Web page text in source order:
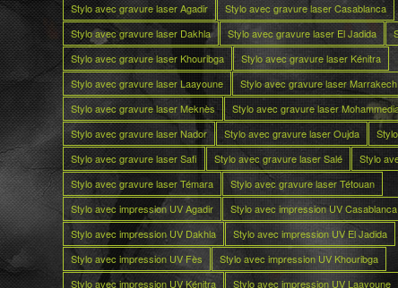
Stylo avec gravure laser Agadir
Stylo avec gravure laser Casablanca
Stylo avec gravure laser Dakhla
Stylo avec gravure laser El Jadida
Stylo avec gravure laser Khouribga
Stylo avec gravure laser Kénitra
Stylo avec gravure laser Laayoune
Stylo avec gravure laser Marrakech
Stylo avec gravure laser Meknès
Stylo avec gravure laser
Stylo avec gravure laser Nador
Stylo avec gravure laser Oujda
Stylo avec gravure laser Safi
Stylo avec gravure laser Salé
Stylo
Stylo avec gravure laser Témara
Stylo avec gravure laser Tétouan
Stylo avec impression UV Agadir
Stylo avec impression UV Casablanca
Stylo avec impression UV Dakhla
Stylo avec impression UV El Jadida
Stylo avec impression UV Fès
Stylo avec impression UV Khouribga
Stylo avec impression UV Kénitra
Stylo avec impression UV Laayoune